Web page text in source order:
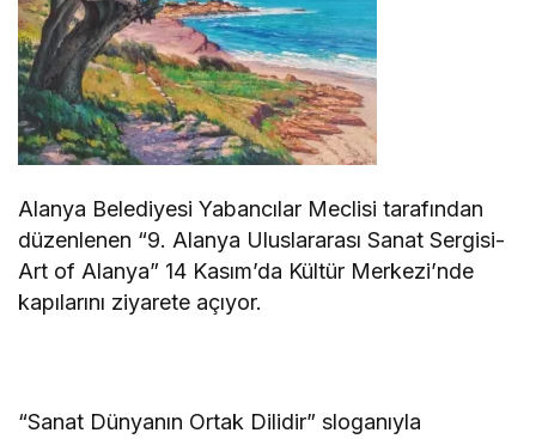
Alanya Belediyesi Yabancılar Meclisi tarafından
düzenlenen “9. Alanya Uluslararası Sanat Sergisi-
Art of Alanya” 14 Kasım’da Kültür Merkezi’nde
kapılarını ziyarete açıyor.
“Sanat Dünyanın Ortak Dilidir” sloganıyla